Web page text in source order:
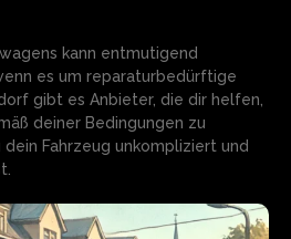
kann entmutigend
es um reparaturbedürftige
gibt es Anbieter, die dir helfen,
deiner Bedingungen zu
Fahrzeug unkompliziert und